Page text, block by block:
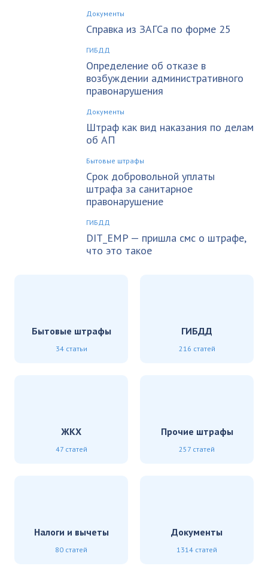
Документы
Справка из ЗАГСа по форме 25
ГИБДД
Определение об отказе в
возбуждении административного
правонарушения
Документы
Штраф как вид наказания по делам
об АП
Бытовые штрафы
Срок добровольной уплаты
штрафа за санитарное
правонарушение
ГИБДД
DIT_EMP — пришла смс о штрафе,
что это такое
Бытовые штрафы
34 статьи
ГИБДД
216 статей
ЖКХ
47 статей
Прочие штрафы
257 статей
Налоги и вычеты
80 статей
Документы
1314 статей